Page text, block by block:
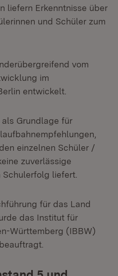
liefern Erkenntnisse über
und Schüler zum
vom
im
entwickelt.
Grundlage für
einzelnen Schüler /
zuverlässige
liefert.
für das Land
das Institut für
Württemberg (IBBW)